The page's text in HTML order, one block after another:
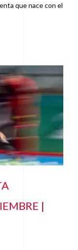
que nace con el
|